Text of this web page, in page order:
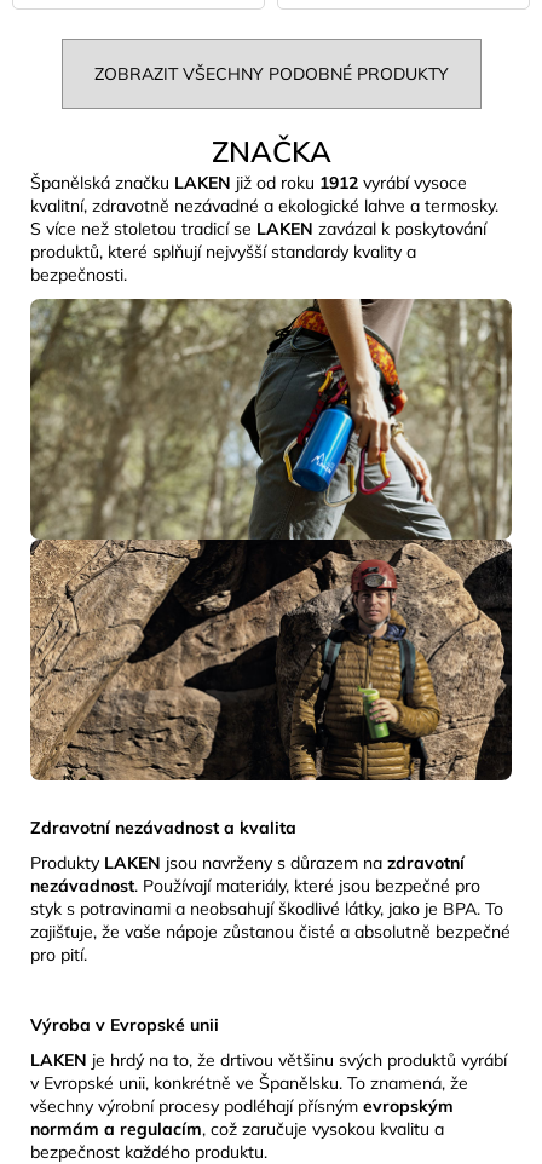
ZOBRAZIT VŠECHNY PODOBNÉ PRODUKTY
ZNAČKA
Španělská značku LAKEN již od roku 1912 vyrábí vysoce
kvalitní, zdravotně nezávadné a ekologické lahve a termosky.
S více než stoletou tradicí se LAKEN zavázal k poskytování
produktů, které splňují nejvyšší standardy kvality a
bezpečnosti.
Zdravotní nezávadnost a kvalita
Produkty LAKEN jsou navrženy s důrazem na zdravotní
nezávadnost. Používají materiály, které jsou bezpečné pro
styk s potravinami a neobsahují škodlivé látky, jako je BPA. To
zajišťuje, že vaše nápoje zůstanou čisté a absolutně bezpečné
pro pití.
Výroba v Evropské unii
LAKEN je hrdý na to, že drtivou většinu svých produktů vyrábí
v Evropské unii, konkrétně ve Španělsku. To znamená, že
všechny výrobní procesy podléhají přísným evropským
normám a regulacím, což zaručuje vysokou kvalitu a
bezpečnost každého produktu.